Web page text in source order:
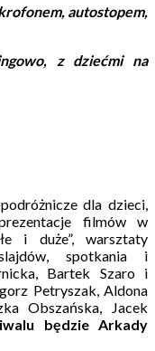
autostopem,
z dziećmi na
dla dzieci,
filmów w
i duże”, warsztaty
spotkania i
Bartek Szaro i
Petryszak, Aldona
Obszańska, Jacek
będzie Arkady